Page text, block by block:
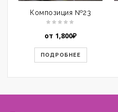
Композиция №23
от 1,800₽
ПОДРОБНЕЕ